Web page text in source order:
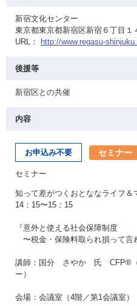
新宿文化センター
東京都東京都新宿区新宿６丁目１
URL：
http://www.regasu-
後援等
新宿区との共催
内容
お申込み不要 セミナー
セミナー
知って差がつくおとななライフ
14：15〜15：15
『意外と使える社会保障制度
〜税金・保険料取られ損って言
講師：国分 さやか 氏 CFP®（
ー）
会場：会議室（4階／第1会議室）